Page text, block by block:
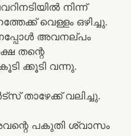
നിന്ന്
വെള്ളം ഒഴിച്ചു.
അവനല്പം
തന്റെ
ക്കൂടി വന്നു.
താഴേക്ക് വലിച്ചു.
പകുതി ശ്വാസം